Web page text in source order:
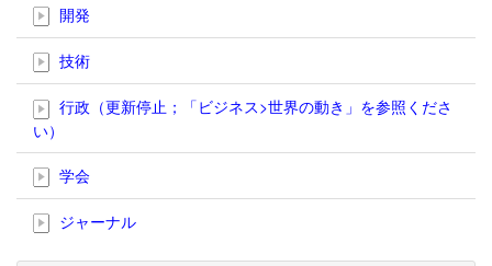
開発
技術
行政（更新停止；「ビジネス>世界の動き」を参照くださ
い）
学会
ジャーナル